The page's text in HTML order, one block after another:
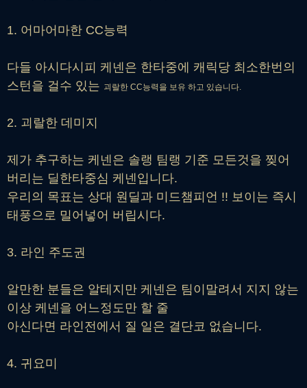
1. 어마어마한 CC능력
다들 아시다시피 케넨은 한타중에 캐릭당 최소한번의
스턴을 걸수 있는 괴랄한 CC능력을 보유 하고 있습니다.
2. 괴랄한 데미지
제가 추구하는 케넨은 솔랭 팀랭 기준 모든것을 찢어
버리는 딜한타중심 케넨입니다.
우리의 목표는 상대 원딜과 미드챔피언 !! 보이는 즉시
태풍으로 밀어넣어 버립시다.
3. 라인 주도권
알만한 분들은 알테지만 케넨은 팀이말려서 지지 않는
이상 케넨을 어느정도만 할 줄
아신다면 라인전에서 질 일은 결단코 없습니다.
4. 귀요미